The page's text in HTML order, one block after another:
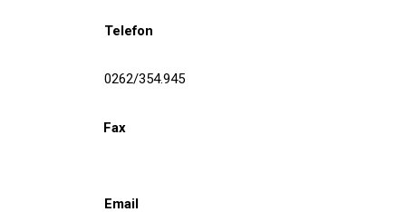
Telefon
0262/354.945
Fax
Email